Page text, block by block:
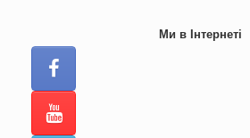
Ми в Інтернеті